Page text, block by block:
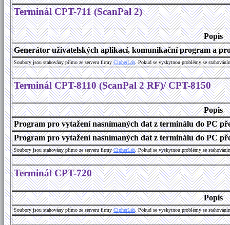
Terminál CPT-711 (ScanPal 2)
Popis
Generátor uživatelských aplikací, komunikační program a
Soubory jsou stahovány přímo ze serveru firmyCipherLab. Pokud se vyskytnou problémy se
Terminál CPT-8110 (ScanPal 2 RF)/ CPT-8150
Popis
Program pro vytažení nasnímaných dat z terminálu do PC
Program pro vytažení nasnímaných dat z terminálu do PC
Soubory jsou stahovány přímo ze serveru firmyCipherLab. Pokud se vyskytnou problémy se
Terminál CPT-720
Popis
Soubory jsou stahovány přímo ze serveru firmyCipherLab. Pokud se vyskytnou problémy se